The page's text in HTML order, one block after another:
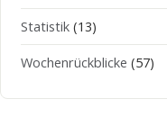
Statistik (13)
Wochenrückblicke (57)